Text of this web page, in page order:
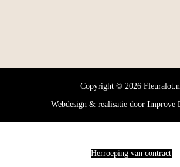
Copyright © 2026
Webdesign & realisatie door Improve
Herroeping van contract